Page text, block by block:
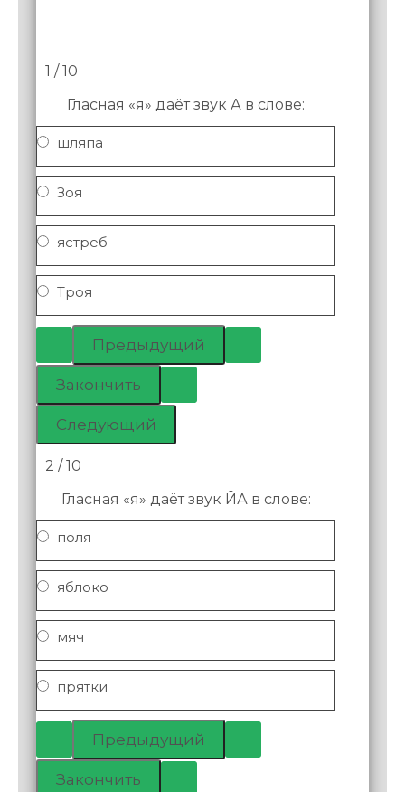
1 / 10
Гласная «я» даёт звук А в слове:
шляпа
Зоя
ястреб
Троя
2 / 10
Гласная «я» даёт звук ЙА в слове:
поля
яблоко
мяч
прятки